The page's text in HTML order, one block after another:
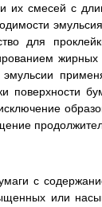
их смесей с
для
поверхности
с
или